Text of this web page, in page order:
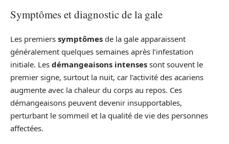
Symptômes et diagnostic de la gale
Les premiers symptômes de la gale apparaissent
généralement quelques semaines après l’infestation
initiale. Les démangeaisons intenses sont souvent le
premier signe, surtout la nuit, car l’activité des acariens
augmente avec la chaleur du corps au repos. Ces
démangeaisons peuvent devenir insupportables,
perturbant le sommeil et la qualité de vie des personnes
affectées.